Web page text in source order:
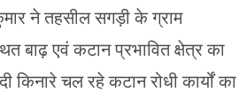
ने तहसील सगड़ी के ग्राम
बाढ़ एवं कटान प्रभावित क्षेत्र का
किनारे चल रहे कटान रोधी कार्यों का